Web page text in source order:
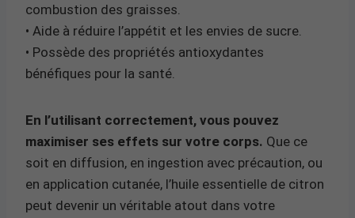
combustion des graisses.
• Aide à réduire l’appétit et les envies de sucre.
• Possède des propriétés antioxydantes
bénéfiques pour la santé.
En l’utilisant correctement, vous pouvez
maximiser ses effets sur votre corps. Que ce
soit en diffusion, en ingestion avec précaution, ou
en application cutanée, l’huile essentielle de citron
peut devenir un véritable atout dans votre